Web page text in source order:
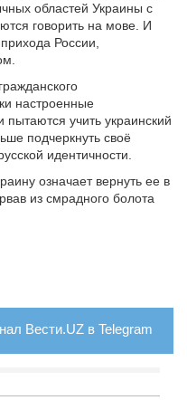
областей Украины с
говорить на мове. И
России,
настроенные
учить украинский
подчеркнуть своё
идентичности.
означает вернуть ее в
из смрадного болота
Вести.UZ в Telegram